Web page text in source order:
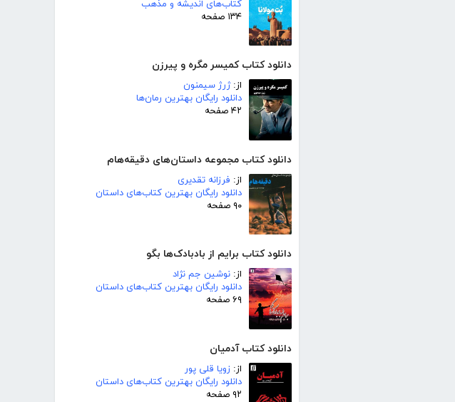
کتاب‌های اندیشه و مذهب
۱۳۴ صفحه
دانلود کتاب کمیسر مگره و پیرزن
از:ژرژ سیمنون
دانلود رایگان بهترین رمان‌ها
۴۲ صفحه
دانلود کتاب مجموعه داستان‌های دقیقه‌هام
از: فرزانه تقدیری
دانلود رایگان بهترین کتاب‌های داستان
۹۰ صفحه
دانلود کتاب برایم از بادبادک‌ها بگو
از: نوشین جم نژاد
دانلود رایگان بهترین کتاب‌های داستان
۶۹ صفحه
دانلود کتاب آدمیان
از: زویا قلی پور
دانلود رایگان بهترین کتاب‌های داستان
۹۲ صفحه